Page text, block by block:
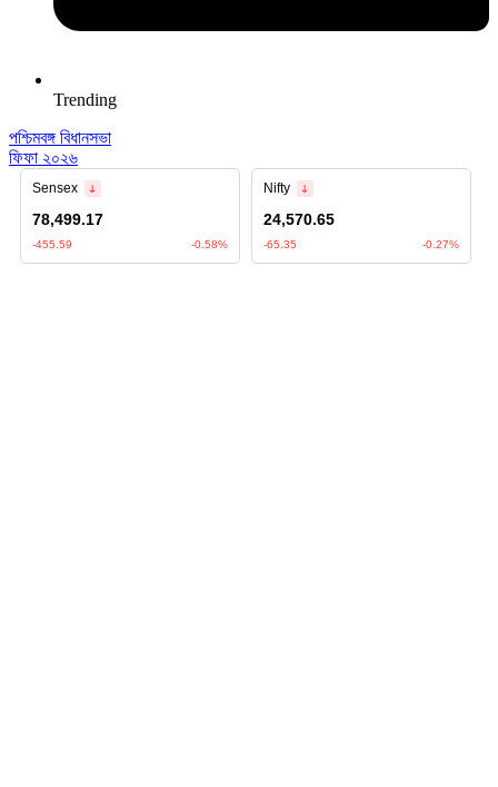
Trending
পশ্চিমবঙ্গ বিধানসভা
ফিফা ২০২৬